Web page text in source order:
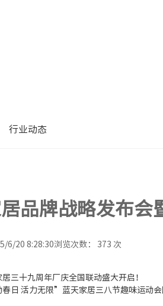
行业动态
居品牌战略发布
6/20 8:28:30浏览次数： 373 次
居三十九周年厂庆全国联动盛大开启！
春日 活力无限”蓝天家居三八节趣味运动会